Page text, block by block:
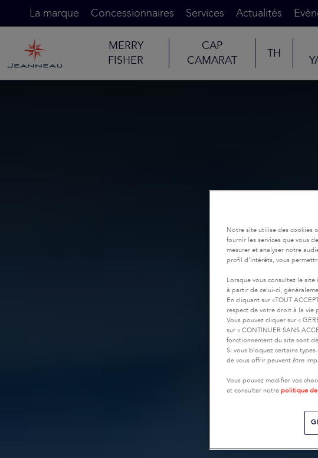
La marque Concessionnaires Services Actualités
MERRY
FISHER
CAP
CAMARAT
TH
Notre site utilise des cookies
fournir les services que vous
mesurer et analyser notre
profil d’intérêts, vous
Lorsque vous consultez le
à partir de celui-ci,
En cliquant sur «TOUT
respect de votre droit à la vie
Vous pouvez cliquer sur «
sur « CONTINUER SANS
fonctionnement du site sont
Si vous bloquez certains
de vous offrir peuvent être
Vous pouvez modifier vos
et consulter notre politique